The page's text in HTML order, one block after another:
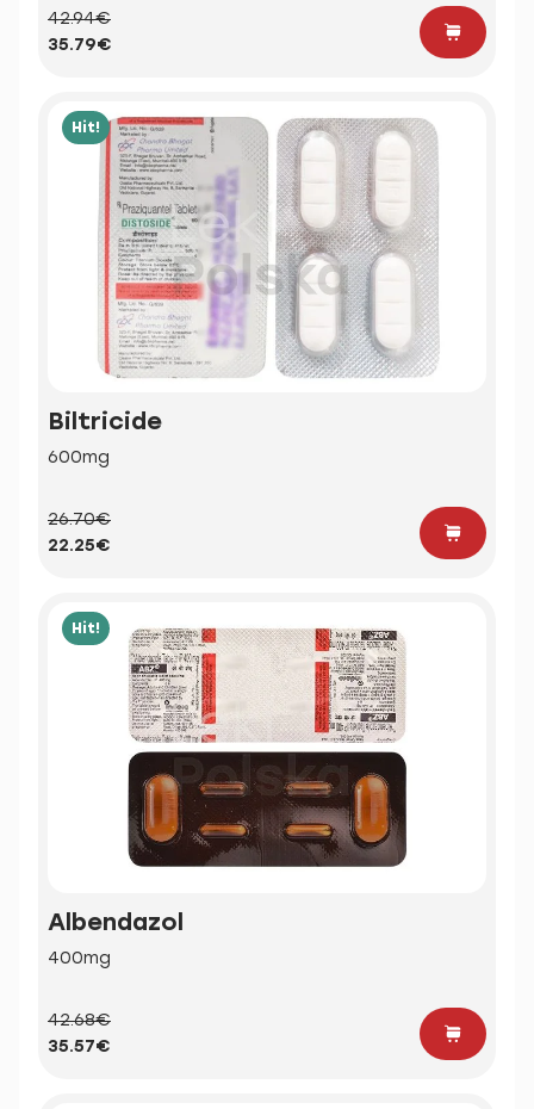
42.94€
35.79€
Hit!
Biltricide
600mg
26.70€
22.25€
Hit!
Albendazol
400mg
42.68€
35.57€